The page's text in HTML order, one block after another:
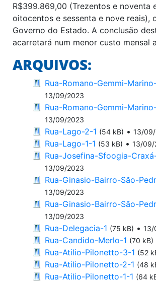
R$399.869,00 (Trezentos e noventa
oitocentos e sessenta e nove reais),
Governo do Estado. A conclusão
acarretará num menor custo mensal
ARQUIVOS:
Rua-Romano-Gemmi-
13/09/2023
Rua-Romano-Gemmi-
13/09/2023
Rua-Lago-2-1 (54 kB) • 13/
Rua-Lago-1-1 (53 kB) • 13/09/
Rua-Josefina-Sfoogia-
13/09/2023
Rua-Ginasio-Bairro-São-
13/09/2023
Rua-Ginasio-Bairro-São-
13/09/2023
Rua-Delegacia-1 (75 kB) • 13/
Rua-Candido-Merlo-1 (70 kB)
Rua-Atilio-Pilonetto-3-1 (52
Rua-Atilio-Pilonetto-2-1 (48
Rua-Atilio-Pilonetto-1-1 (64